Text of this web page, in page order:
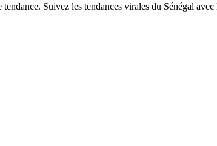
Suivez les tendances virales du Sénégal